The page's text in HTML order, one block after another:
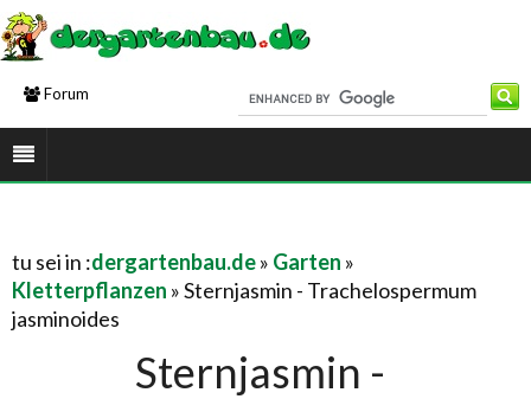
Forum
tu sei in :dergartenbau.de» Garten »
Kletterpflanzen » Sternjasmin - Trachelospermum
jasminoides
Sternjasmin -